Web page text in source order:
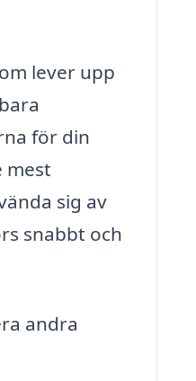
lever upp
för din
mest
sig av
snabbt och
andra